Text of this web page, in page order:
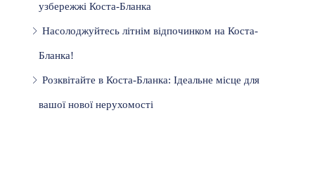
узбережжі Коста-Бланка
Насолоджуйтесь літнім відпочинком на Коста-
Бланка!
Розквітайте в Коста-Бланка: Ідеальне місце для
вашої нової нерухомості